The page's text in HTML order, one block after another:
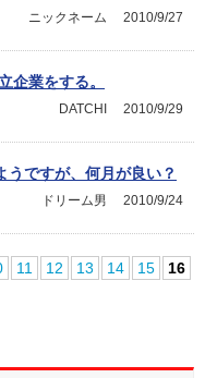
2010/9/27
ニックネーム
企業をする。
2010/9/29
DATCHI
ですが、何月が良い？
2010/9/24
ドリーム男
11 12 13 14 15 16